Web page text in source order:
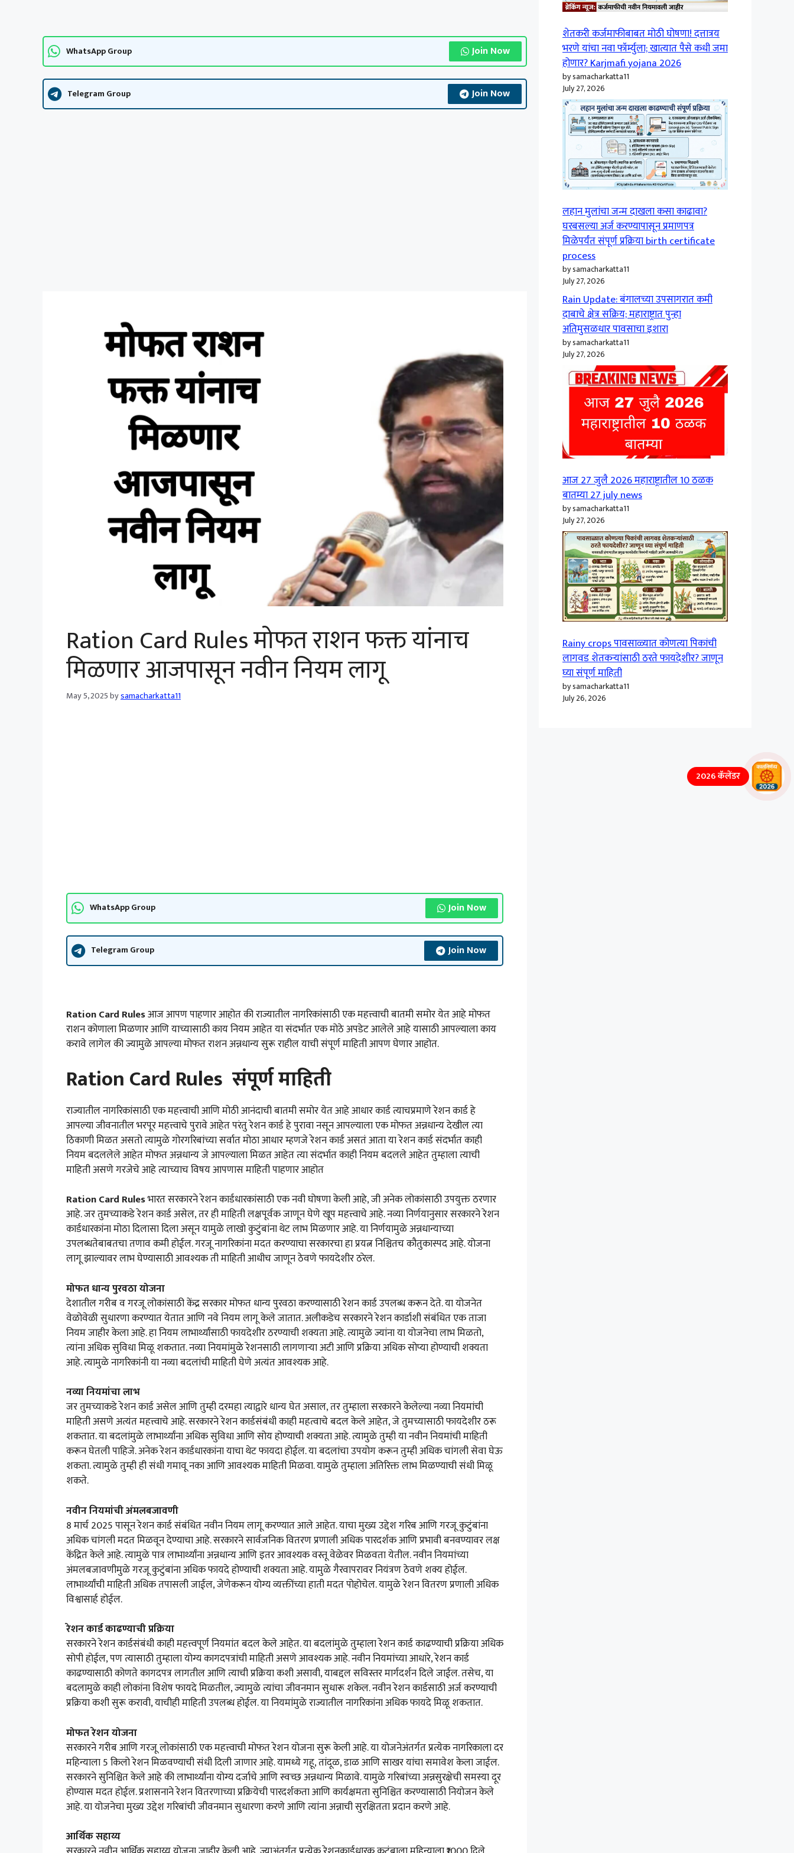
WhatsApp Group Join Now
Telegram Group Join Now
Ration Card Rules मोफत राशन फक्त यांनाच
मिळणार आजपासून नवीन नियम लागू
May 5, 2025bysamacharkatta11
WhatsApp Group Join Now
Telegram Group Join Now
Ration Card Rulesआज आपण पाहणार आहोत की राज्यातील नागरिकांसाठी एक महत्त्वाची बातमी समोर येत आहे मोफत
राशन कोणाला मिळणार आणि याच्यासाठी काय नियम आहेत या संदर्भात एक मोठे अपडेट आलेले आहे यासाठी आपल्याला काय
करावे लागेल की ज्यामुळे आपल्या मोफत राशन अन्नधान्य सुरू राहील याची संपूर्ण माहिती आपण घेणार आहोत.
Ration Card Rules संपूर्ण माहिती
राज्यातील नागरिकांसाठी एक महत्त्वाची आणि मोठी आनंदाची बातमी समोर येत आहे आधार कार्ड त्याचप्रमाणे रेशन कार्ड हे
आपल्या जीवनातील भरपूर महत्त्वाचे पुरावे आहेत परंतु रेशन कार्ड हे पुरावा नसून आपल्याला एक मोफत अन्नधान्य देखील त्या
ठिकाणी मिळत असतो त्यामुळे गोरगरिबांच्या सर्वात मोठा आधार म्हणजे रेशन कार्ड असतं आता या रेशन कार्ड संदर्भात काही
नियम बदललेले आहेत मोफत अन्नधान्य जे आपल्याला मिळत आहेत त्या संदर्भात काही नियम बदलले आहेत तुम्हाला त्याची
माहिती असणे गरजेचे आहे त्याच्याच विषय आपणास माहिती पाहणार आहोत
Ration Card Rulesभारत सरकारने रेशन कार्डधारकांसाठी एक नवी घोषणा केली आहे, जी अनेक लोकांसाठी उपयुक्त ठरणार
आहे. जर तुमच्याकडे रेशन कार्ड असेल, तर ही माहिती लक्षपूर्वक जाणून घेणे खूप महत्त्वाचे आहे. नव्या निर्णयानुसार सरकारने रेशन
कार्डधारकांना मोठा दिलासा दिला असून यामुळे लाखो कुटुंबांना थेट लाभ मिळणार आहे. या निर्णयामुळे अन्नधान्याच्या
उपलब्धतेबाबतचा तणाव कमी होईल. गरजू नागरिकांना मदत करण्याचा सरकारचा हा प्रयत्न निश्चितच कौतुकास्पद आहे. योजना
लागू झाल्यावर लाभ घेण्यासाठी आवश्यक ती माहिती आधीच जाणून ठेवणे फायदेशीर ठरेल.
मोफत धान्य पुरवठा योजना
देशातील गरीब व गरजू लोकांसाठी केंद्र सरकार मोफत धान्य पुरवठा करण्यासाठी रेशन कार्ड उपलब्ध करून देते. या योजनेत
वेळोवेळी सुधारणा करण्यात येतात आणि नवे नियम लागू केले जातात. अलीकडेच सरकारने रेशन कार्डाशी संबंधित एक ताजा
नियम जाहीर केला आहे. हा नियम लाभार्थ्यांसाठी फायदेशीर ठरण्याची शक्यता आहे. त्यामुळे ज्यांना या योजनेचा लाभ मिळतो,
त्यांना अधिक सुविधा मिळू शकतात. नव्या नियमांमुळे रेशनसाठी लागणाऱ्या अटी आणि प्रक्रिया अधिक सोप्या होण्याची शक्यता
आहे. त्यामुळे नागरिकांनी या नव्या बदलांची माहिती घेणे अत्यंत आवश्यक आहे.
नव्या नियमांचा लाभ
जर तुमच्याकडे रेशन कार्ड असेल आणि तुम्ही दरमहा त्याद्वारे धान्य घेत असाल, तर तुम्हाला सरकारने केलेल्या नव्या नियमांची
माहिती असणे अत्यंत महत्त्वाचे आहे. सरकारने रेशन कार्डसंबंधी काही महत्वाचे बदल केले आहेत, जे तुमच्यासाठी फायदेशीर ठरू
शकतात. या बदलांमुळे लाभार्थ्यांना अधिक सुविधा आणि सोय होण्याची शक्यता आहे. त्यामुळे तुम्ही या नवीन नियमांची माहिती
करून घेतली पाहिजे. अनेक रेशन कार्डधारकांना याचा थेट फायदा होईल. या बदलांचा उपयोग करून तुम्ही अधिक चांगली सेवा घेऊ
शकता. त्यामुळे तुम्ही ही संधी गमावू नका आणि आवश्यक माहिती मिळवा. यामुळे तुम्हाला अतिरिक्त लाभ मिळण्याची संधी मिळू
शकते.
नवीन नियमांची अंमलबजावणी
8 मार्च 2025 पासून रेशन कार्ड संबंधित नवीन नियम लागू करण्यात आले आहेत. याचा मुख्य उद्देश गरिब आणि गरजू कुटुंबांना
अधिक चांगली मदत मिळवून देण्याचा आहे. सरकारने सार्वजनिक वितरण प्रणाली अधिक पारदर्शक आणि प्रभावी बनवण्यावर लक्ष
केंद्रित केले आहे. त्यामुळे पात्र लाभार्थ्यांना अन्नधान्य आणि इतर आवश्यक वस्तू वेळेवर मिळवता येतील. नवीन नियमांच्या
अंमलबजावणीमुळे गरजू कुटुंबांना अधिक फायदे होण्याची शक्यता आहे. यामुळे गैरवापरावर नियंत्रण ठेवणे शक्य होईल.
लाभार्थ्यांची माहिती अधिक तपासली जाईल, जेणेकरून योग्य व्यक्तींच्या हाती मदत पोहोचेल. यामुळे रेशन वितरण प्रणाली अधिक
विश्वासार्ह होईल.
रेशन कार्ड काढण्याची प्रक्रिया
सरकारने रेशन कार्डसंबंधी काही महत्त्वपूर्ण नियमांत बदल केले आहेत. या बदलांमुळे तुम्हाला रेशन कार्ड काढण्याची प्रक्रिया अधिक
सोपी होईल, पण त्यासाठी तुम्हाला योग्य कागदपत्रांची माहिती असणे आवश्यक आहे. नवीन नियमांच्या आधारे, रेशन कार्ड
काढण्यासाठी कोणते कागदपत्र लागतील आणि त्याची प्रक्रिया कशी असावी, याबद्दल सविस्तर मार्गदर्शन दिले जाईल. तसेच, या
बदलामुळे काही लोकांना विशेष फायदे मिळतील, ज्यामुळे त्यांचा जीवनमान सुधारू शकेल. नवीन रेशन कार्डसाठी अर्ज करण्याची
प्रक्रिया कशी सुरू करावी, याचीही माहिती उपलब्ध होईल. या नियमांमुळे राज्यातील नागरिकांना अधिक फायदे मिळू शकतात.
मोफत रेशन योजना
सरकारने गरीब आणि गरजू लोकांसाठी एक महत्त्वाची मोफत रेशन योजना सुरू केली आहे. या योजनेअंतर्गत प्रत्येक नागरिकाला दर
महिन्याला 5 किलो रेशन मिळवण्याची संधी दिली जाणार आहे. यामध्ये गहू, तांदूळ, डाळ आणि साखर यांचा समावेश केला जाईल.
सरकारने सुनिश्चित केले आहे की लाभार्थ्यांना योग्य दर्जाचे आणि स्वच्छ अन्नधान्य मिळावे. यामुळे गरिबांच्या अन्नसुरक्षेची समस्या दूर
होण्यास मदत होईल. प्रशासनाने रेशन वितरणाच्या प्रक्रियेची पारदर्शकता आणि कार्यक्षमता सुनिश्चित करण्यासाठी नियोजन केले
आहे. या योजनेचा मुख्य उद्देश गरिबांची जीवनमान सुधारणा करणे आणि त्यांना अन्नाची सुरक्षितता प्रदान करणे आहे.
आर्थिक सहाय्य
शेतकरी कर्जमाफीबाबत मोठी घोषणा! दत्तात्रय
भरणे यांचा नवा फॉर्म्युला; खात्यात पैसे कधी जमा
होणार? Karjmafi yojana 2026
by samacharkatta11
July 27, 2026
लहान मुलांचा जन्म दाखला कसा काढावा?
घरबसल्या अर्ज करण्यापासून प्रमाणपत्र
मिळेपर्यंत संपूर्ण प्रक्रिया birth certificate
process
by samacharkatta11
July 27, 2026
Rain Update: बंगालच्या उपसागरात कमी
दाबाचे क्षेत्र सक्रिय; महाराष्ट्रात पुन्हा
अतिमुसळधार पावसाचा इशारा
by samacharkatta11
July 27, 2026
आज 27 जुलै 2026 महाराष्ट्रातील 10 ठळक
बातम्या 27 july news
by samacharkatta11
July 27, 2026
Rainy crops पावसाळ्यात कोणत्या पिकांची
लागवड शेतकऱ्यांसाठी ठरते फायदेशीर? जाणून
घ्या संपूर्ण माहिती
by samacharkatta11
July 26, 2026
2026 कॅलेंडर